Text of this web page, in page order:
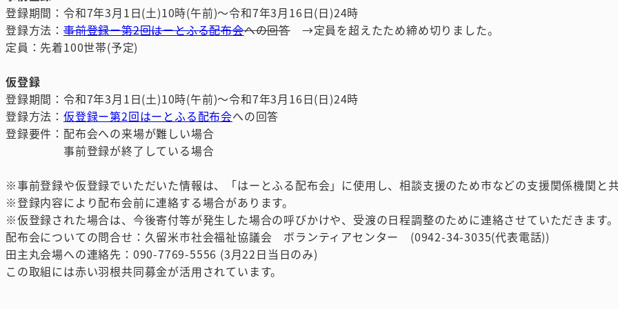
登録期間：令和7年3月1日(土)10時(午前)～令和7年3月16日(日)24時
登録方法： 事前登録ー第2回はーとふる配布会への回答 →定員を超えたため締め切りました。
定員：先着100世帯(予定)
仮登録
登録期間：令和7年3月1日(土)10時(午前)～令和7年3月16日(日)24時
登録方法： 仮登録ー第2回はーとふる配布会への回答
登録要件：配布会への来場が難しい場合
事前登録が終了している場合
※事前登録や仮登録でいただいた情報は、「はーとふる配布会」に使用し、相談支援のため市などの支援関係機関と共
※登録内容により配布会前に連絡する場合があります。
※仮登録された場合は、今後寄付等が発生した場合の呼びかけや、受渡の日程調整のために連絡させていただきます。
配布会についての問合せ：久留米市社会福祉協議会 ボランティアセンター (0942-34-3035(代表電話))
田主丸会場への連絡先：090-7769-5556 (3月22日当日のみ)
この取組には赤い羽根共同募金が活用されています。